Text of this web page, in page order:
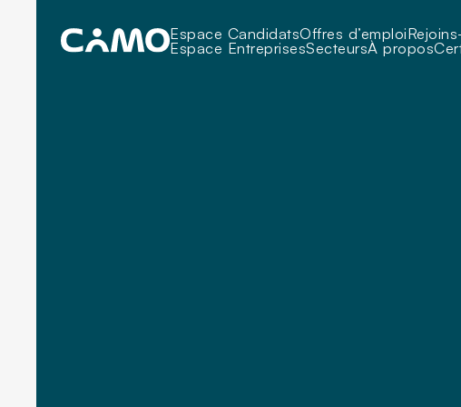
Espace CandidatsOffres d’emploi
Espace EntreprisesSecteursÀ propos